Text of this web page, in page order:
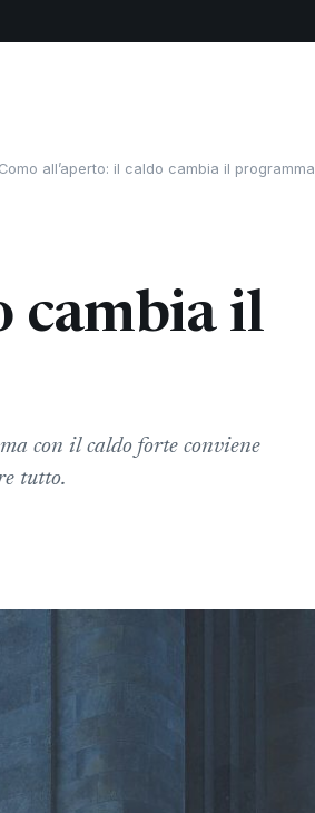
Como all’aperto: il caldo cambia il programma
cambia il
con il caldo forte conviene
tutto.